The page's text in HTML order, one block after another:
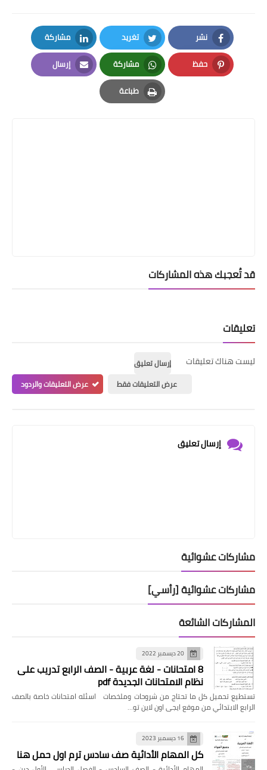
نشر
Facebook
تغريد
Twitter
مشاركة
LinkedIn
حفظ
Pinterest
مشاركة
Whatsapp
إرسال
Email
طباعة
Print
قد تُعجبك هذه المشاركات
تعليقات
ليست هناك تعليقات
إرسال تعليق
عرض التعليقات فقط
عرض التعليقات والردود
إرسال تعليق
مشاركات عشوائية
مشاركات عشوائية [رأسي]
المشاركات الشائعة
20 ديسمبر 2022
8 امتحانات - لغة عربية - الصف الرابع تدريب على
نظام الامتحانات الجديدة pdf
تستطيع تحميل كل ما تحتاج من شروحات وملخصات اسئله امتحانات خاصة بالصف
الرابع الابتدائي من موقع ايجى اون لاين تو…
16 ديسمبر 2023
كل المهام الأدائية صف سادس ترم اول حمل هنا